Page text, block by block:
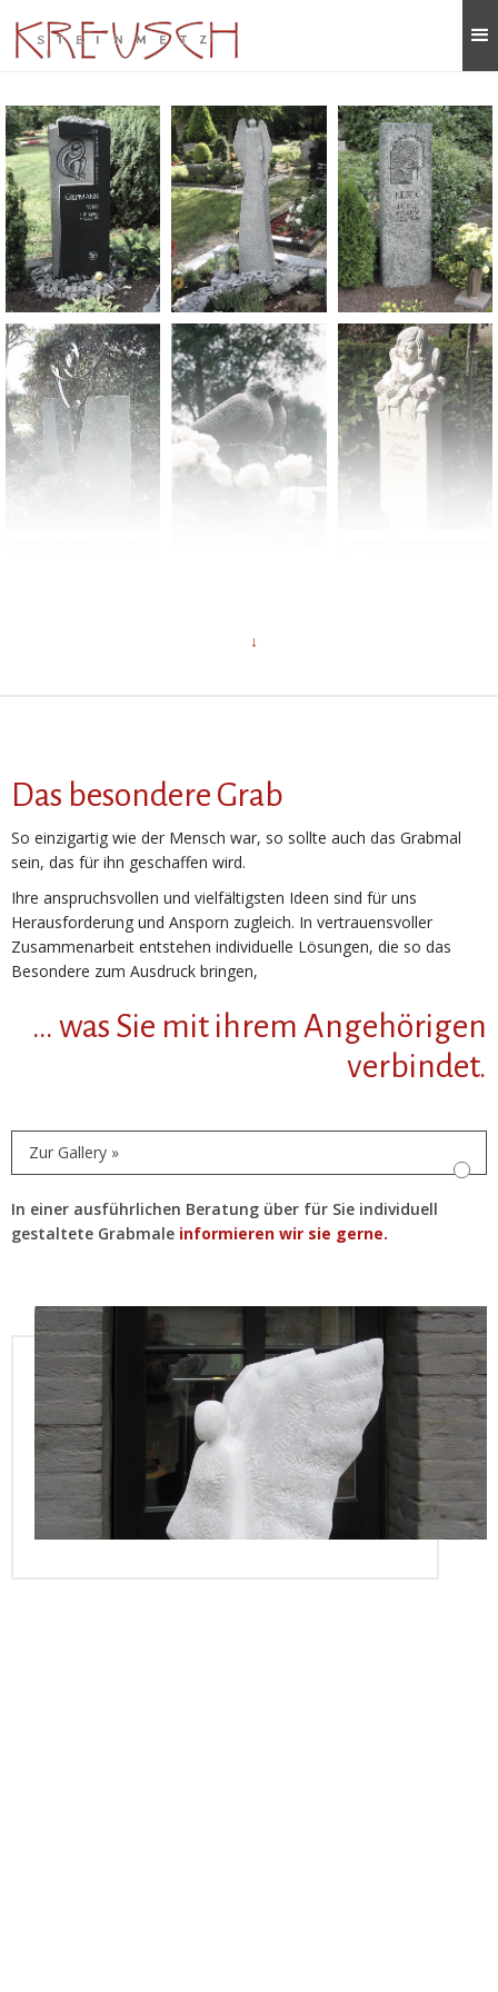
Das besondere Grab
So einzigartig wie der Mensch war, so sollte auch das Grabmal
sein, das für ihn geschaffen wird.
Ihre anspruchsvollen und vielfältigsten Ideen sind für uns
Herausforderung und Ansporn zugleich. In vertrauensvoller
Zusammenarbeit entstehen individuelle Lösungen, die so das
Besondere zum Ausdruck bringen,
… was Sie mit ihrem Angehörigen
verbindet.
Zur Gallery »
In einer ausführlichen Beratung über für Sie individuell
gestaltete Grabmale informieren wir sie gerne.